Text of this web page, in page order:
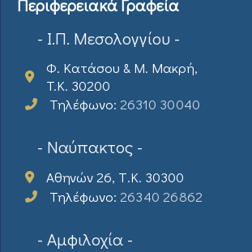
Περιφερειακά Γραφεία
- Ι.Π. Μεσολογγίου -
Φ. Κατάσου & Μ. Μακρή,
T.K. 30200
Τηλέφωνο: 26310 30040
- Ναύπακτος -
Αθηνών 26, Τ.Κ. 30300
Τηλέφωνο: 26340 26862
- Αμφιλοχία -